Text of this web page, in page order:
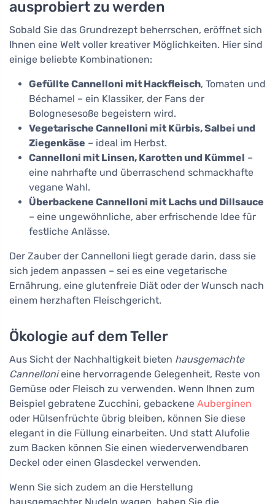
ausprobiert zu werden
Sobald Sie das Grundrezept beherrschen, eröffnet sich
Ihnen eine Welt voller kreativer Möglichkeiten. Hier sind
einige beliebte Kombinationen:
Gefüllte Cannelloni mit Hackfleisch, Tomaten und
Béchamel – ein Klassiker, der Fans der
Bolognesesoße begeistern wird.
Vegetarische Cannelloni mit Kürbis, Salbei und
Ziegenkäse – ideal im Herbst.
Cannelloni mit Linsen, Karotten und Kümmel –
eine nahrhafte und überraschend schmackhafte
vegane Wahl.
Überbackene Cannelloni mit Lachs und Dillsauce
– eine ungewöhnliche, aber erfrischende Idee für
festliche Anlässe.
Der Zauber der Cannelloni liegt gerade darin, dass sie
sich jedem anpassen – sei es eine vegetarische
Ernährung, eine glutenfreie Diät oder der Wunsch nach
einem herzhaften Fleischgericht.
Ökologie auf dem Teller
Aus Sicht der Nachhaltigkeit bieten hausgemachte
Cannellonieine hervorragende Gelegenheit, Reste von
Gemüse oder Fleisch zu verwenden. Wenn Ihnen zum
Beispiel gebratene Zucchini, gebackene Auberginen
oder Hülsenfrüchte übrig bleiben, können Sie diese
elegant in die Füllung einarbeiten. Und statt Alufolie
zum Backen können Sie einen wiederverwendbaren
Deckel oder einen Glasdeckel verwenden.
Wenn Sie sich zudem an die Herstellung